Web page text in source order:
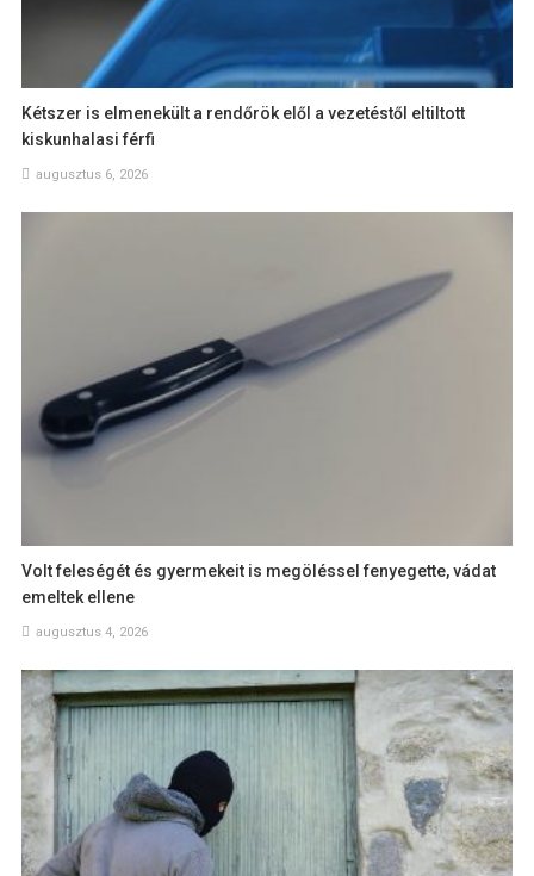
Kétszer is elmenekült a rendőrök elől a vezetéstől eltiltott
kiskunhalasi férfi
augusztus 6, 2026
Volt feleségét és gyermekeit is megöléssel fenyegette, vádat
emeltek ellene
augusztus 4, 2026